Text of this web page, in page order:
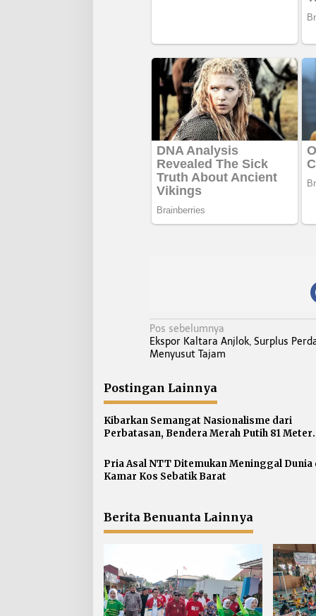
N
a
i
g
a
s
p
o
Pos sebelumnya
Ekspor Kaltara Anjlok, Surplus
Menyusut Tajam
Postingan Lainnya
Kibarkan Semangat Nasionalisme dari
Perbatasan, Bendera Merah Putih 81 Meter
Pria Asal NTT Ditemukan Meninggal Dunia
Kamar Kos Sebatik Barat
Berita Benuanta Lainnya